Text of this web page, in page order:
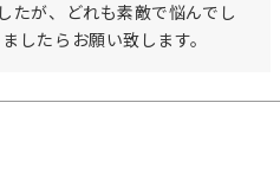
たが、どれも素敵で悩んでし
したらお願い致します。